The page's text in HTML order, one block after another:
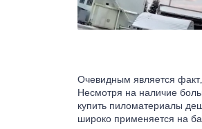
Очевидным является
Несмотря на наличие
купить пиломатериалы
широко применяется на